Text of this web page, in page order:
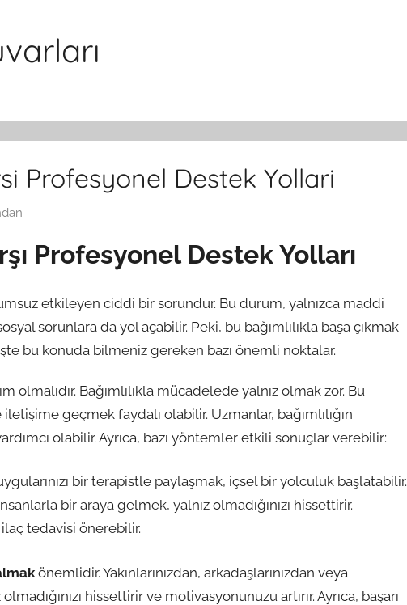
Profesyonel Destek Yollari
Profesyonel Destek Yolları
etkileyen ciddi bir sorundur. Bu durum, yalnızca maddi
sorunlara da yol açabilir. Peki, bu bağımlılıkla başa çıkmak
bu konuda bilmeniz gereken bazı önemli noktalar.
olmalıdır. Bağımlılıkla mücadelede yalnız olmak zor. Bu
geçmek faydalı olabilir. Uzmanlar, bağımlılığın
olabilir. Ayrıca, bazı yöntemler etkili sonuçlar verebilir:
bir terapistle paylaşmak, içsel bir yolculuk başlatabilir.
bir araya gelmek, yalnız olmadığınızı hissettirir.
tedavisi önerebilir.
önemlidir. Yakınlarınızdan, arkadaşlarınızdan veya
hissettirir ve motivasyonunuzu artırır. Ayrıca, başarı